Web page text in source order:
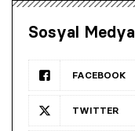
Sosyal Medya
FACEBOOK
TWITTER